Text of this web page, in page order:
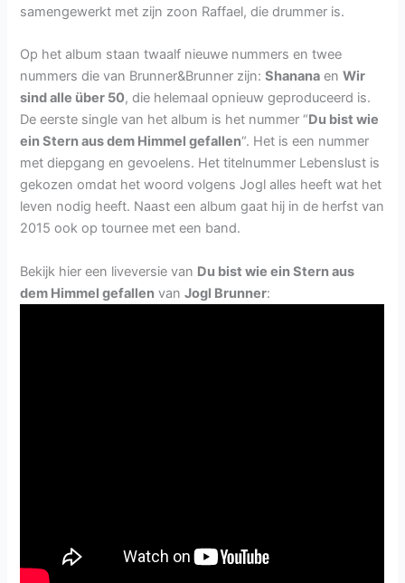
samengewerkt met zijn zoon Raffael, die drummer is.
Op het album staan twaalf nieuwe nummers en twee
nummers die van Brunner&Brunner zijn:Shanana enWir
sind alle über 50, die helemaal opnieuw geproduceerd is.
De eerste single van het album is het nummer “Du bist wie
ein Stern aus dem Himmel gefallen“. Het is een nummer
met diepgang en gevoelens. Het titelnummer Lebenslust is
gekozen omdat het woord volgens Jogl alles heeft wat het
leven nodig heeft. Naast een album gaat hij in de herfst van
2015 ook op tournee met een band.
Bekijk hier een liveversie van Du bist wie ein Stern aus
dem Himmel gefallen vanJogl Brunner: